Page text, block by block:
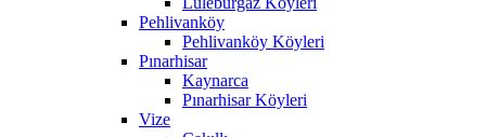
Pehlivanköy
Pehlivanköy Köyleri
Pınarhisar
Kaynarca
Pınarhisar Köyleri
Vize